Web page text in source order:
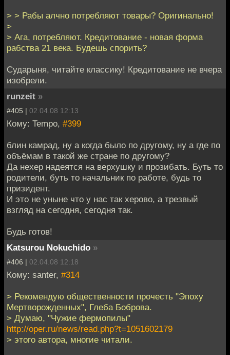
> > Рабы алчно потребляют товары? Оригинально!
>
> Ага, потребляют. Кредитование - новая форма
рабства 21 века. Будешь спорить?
Сударыня, читайте классику! Кредитование не вчера
изобрели.
runzeit »
#405 | 02.04.08 12:13
Кому: Tempo, #399
блин камрад, ну а когда было по другому, ну а где по
объёмам в такой же стране по другому?
Да нехер надеятся на верхушку и прозибать. Буть то
родители, буть то начальник по работе, будь то
призидент.
И это не уныне что у нас так херово, а трезвый
взгляд на сегодня, сегодня так.
Будь готов!
Katsurou Nokuchido »
#406 | 02.04.08 12:18
Кому: santer, #314
> Рекомендую общественности прочесть "Эпоху
Мертворожденных", Глеба Боброва.
> Думаю, "Чужие фермопилы"
http://oper.ru/news/read.php?t=1051602179
> этого автора, многие читали.